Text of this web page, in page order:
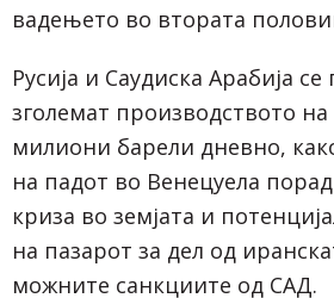
вадењето во втората
Русија и Саудиска Арабија
зголемат производството на
милиони барели дневно,
на падот во Венецуела
криза во земјата и
на пазарот за дел од
можните санкциите од САД.